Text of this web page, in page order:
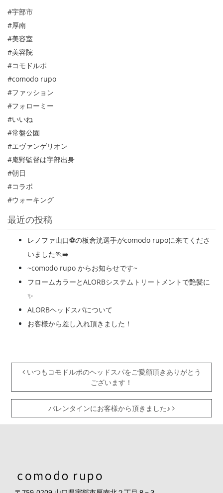
#宇部市
#厚南
#美容室
#美容院
#コモドルポ
#comodo rupo
#ファッション
#フォローミー
#いいね
#常盤公園
#エヴァンゲリオン
#庵野監督は宇部出身
#朝日
#コラボ
#ウォーキング
最近の投稿
レノファ山口⚽️の板倉洸選手がcomodo rupoに来てくださ
いました🏃‍➡️
~comodo rupo からお知らせです~
フロームカラーとALORBシステムトリートメントで艶髪に
✨
ALORBヘッドスパについて
お客様から差し入れ頂きました！
投稿ナビゲーション
いつもコモドルポのヘッドスパをご愛顧頂きありがとう
ございます！
バレンタインにお客様から頂きました♪